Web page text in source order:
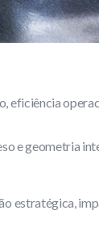
eficiência
e geometria
estratégica,